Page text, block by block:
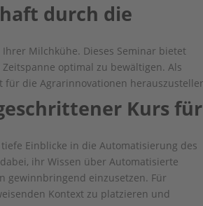
durch die
Milchkühe. Dieses Seminar bietet
optimal zu bewältigen. Als
für die Agrarinnovationen
Kurs für
Einblicke in die Automatisierung des
ihr Wissen über Automatisierte
gewinnbringend einzusetzen. Für
Kontext zu platzieren und